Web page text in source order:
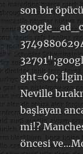
son bir
ght=60;
Neville
başlayan
mi!?
öncesi